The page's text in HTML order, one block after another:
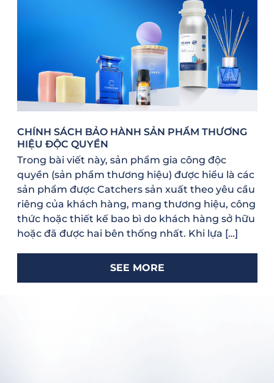
CHÍNH SÁCH BẢO HÀNH SẢN PHẨM THƯƠNG
HIỆU ĐỘC QUYỀN
Trong bài viết này, sản phẩm gia công độc
quyền (sản phẩm thương hiệu) được hiểu là các
sản phẩm được Catchers sản xuất theo yêu cầu
riêng của khách hàng, mang thương hiệu, công
thức hoặc thiết kế bao bì do khách hàng sở hữu
hoặc đã được hai bên thống nhất. Khi lựa […]
SEE MORE